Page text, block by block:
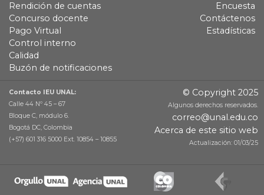
Rendición de cuentas
Concurso docente
Pago Virtual
Control interno
Calidad
Buzón de notificaciones
Encuesta
Contáctenos
Estadísticas
Contacto IEU UNAL:
Calle 44 Nº 45 – 67
Bloque C, módulo 6.
Bogotá DC, Colombia
(+57) 601 316 5000 Ext. 10854 – 10855
© Copyright 2025
Algunos derechos reservados.
correo@unal.edu.co
Acerca de este sitio web
Actualización: 01/03/25